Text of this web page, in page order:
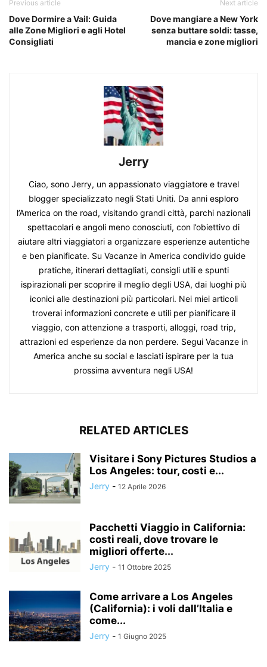
Previous article
Dove Dormire a Vail: Guida
alle Zone Migliori e agli Hotel
Consigliati
Next article
Dove mangiare a New York
senza buttare soldi: tasse,
mancia e zone migliori
Jerry
Ciao, sono Jerry, un appassionato viaggiatore e travel
blogger specializzato negli Stati Uniti. Da anni esploro
l’America on the road, visitando grandi città, parchi nazionali
spettacolari e angoli meno conosciuti, con l’obiettivo di
aiutare altri viaggiatori a organizzare esperienze autentiche
e ben pianificate. Su Vacanze in America condivido guide
pratiche, itinerari dettagliati, consigli utili e spunti
ispirazionali per scoprire il meglio degli USA, dai luoghi più
iconici alle destinazioni più particolari. Nei miei articoli
troverai informazioni concrete e utili per pianificare il
viaggio, con attenzione a trasporti, alloggi, road trip,
attrazioni ed esperienze da non perdere. Segui Vacanze in
America anche su social e lasciati ispirare per la tua
prossima avventura negli USA!
RELATED ARTICLES
Visitare i Sony Pictures Studios a
Los Angeles: tour, costi e...
Jerry - 12 Aprile 2026
Pacchetti Viaggio in California:
costi reali, dove trovare le
migliori offerte...
Jerry - 11 Ottobre 2025
Come arrivare a Los Angeles
(California): i voli dall’Italia e
come...
Jerry - 1 Giugno 2025